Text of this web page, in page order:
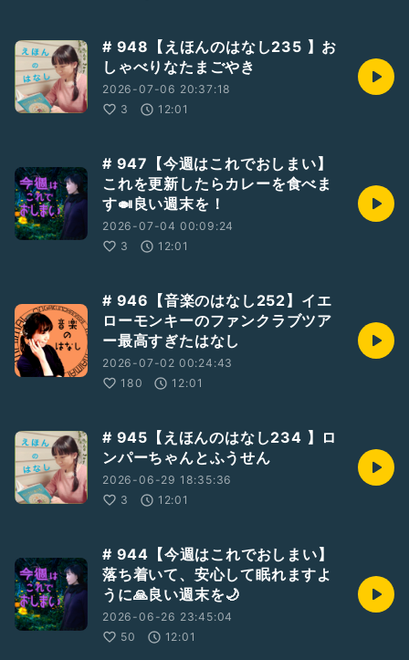
# 948【えほんのはなし235 】お
しゃべりなたまごやき
2026-07-06 20:37:18
3
12:01
# 947【今週はこれでおしまい】
これを更新したらカレーを食べま
す🍛良い週末を！
2026-07-04 00:09:24
3
12:01
# 946【音楽のはなし252】イエ
ローモンキーのファンクラブツア
ー最高すぎたはなし
2026-07-02 00:24:43
180
12:01
# 945【えほんのはなし234 】ロ
ンパーちゃんとふうせん
2026-06-29 18:35:36
3
12:01
# 944【今週はこれでおしまい】
落ち着いて、安心して眠れますよ
うに🙏良い週末を🌙
2026-06-26 23:45:04
50
12:01